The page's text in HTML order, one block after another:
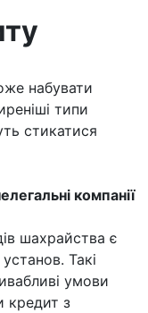
набувати
типи
стикатися
компанії
шахрайства є
Такі
умови
кредит з